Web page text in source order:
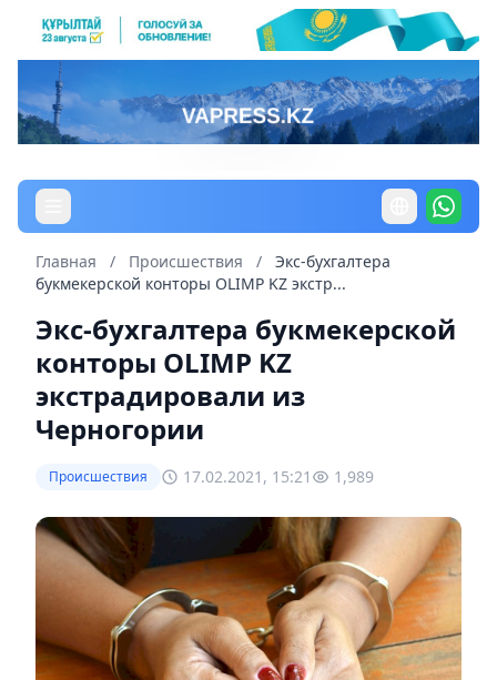
Главная / Происшествия /
Экс-бухгалтера
букмекерской конторы OLIMP KZ экстр...
Экс-бухгалтера букмекерской
конторы OLIMP KZ
экстрадировали из
Черногории
Происшествия 17.02.2021, 15:21 1,989